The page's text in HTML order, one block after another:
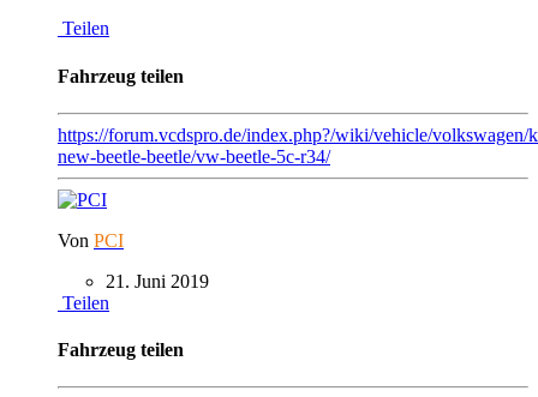
Teilen
Fahrzeug teilen
https://forum.vcdspro.de/index.php?/wiki/vehicle/volkswagen/
new-beetle-beetle/vw-beetle-5c-r34/
Von PCI
21. Juni 2019
Teilen
Fahrzeug teilen